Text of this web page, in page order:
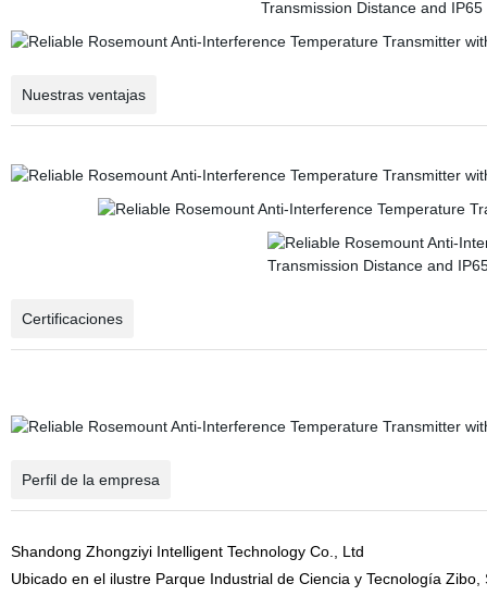
Nuestras ventajas
Certificaciones
Perfil de la empresa
Shandong Zhongziyi Intelligent Technology Co., Ltd
Ubicado en el ilustre Parque Industrial de Ciencia y Tecnología